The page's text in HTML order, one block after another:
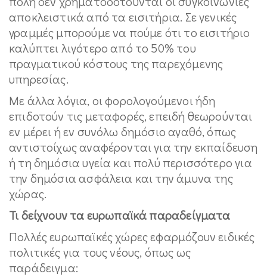
αποκλειστικά από τα εισιτήρια. Σε γενικές
γραμμές μπορούμε να πούμε ότι το εισιτήριο
καλύπτει λιγότερο από το 50% του
πραγματικού κόστους της παρεχόμενης
υπηρεσίας.
Με άλλα λόγια, οι φορολογούμενοι ήδη
επιδοτούν τις μεταφορές, επειδή θεωρούνται
εν μέρει ή εν συνόλω δημόσιο αγαθό, όπως
αντιστοίχως αναφέρονται για την εκπαίδευση
ή τη δημόσια υγεία και πολύ περισσότερο για
την δημόσια ασφάλεια και την άμυνα της
χώρας.
Τι δείχνουν τα ευρωπαϊκά παραδείγματα
Πολλές ευρωπαϊκές χώρες εφαρμόζουν ειδικές
πολιτικές για τους νέους, όπως ως
παράδειγμα: